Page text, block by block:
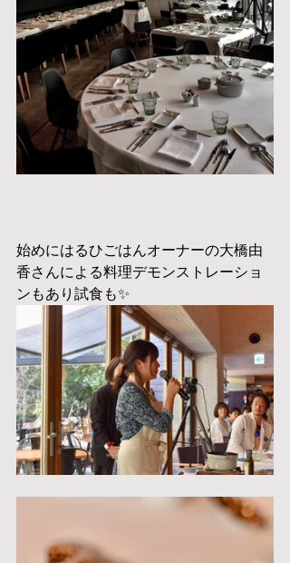
始めにはるひごはんオーナーの大橋由
香さんによる料理デモンストレーショ
ンもあり試食も✨